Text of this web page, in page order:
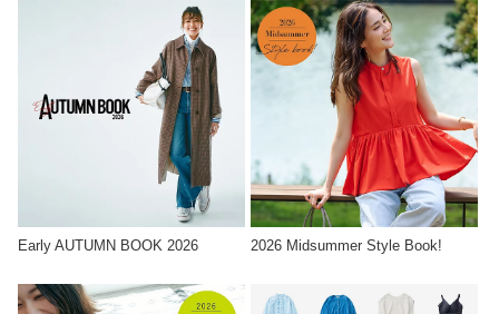
Early AUTUMN BOOK 2026 2026 Midsummer Style Book!